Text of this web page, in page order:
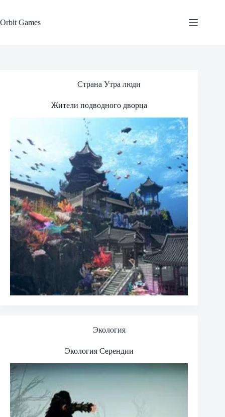
content
Orbit Games
Страна Утра люди
Жители подводного дворца
Экология
Экология Серендии